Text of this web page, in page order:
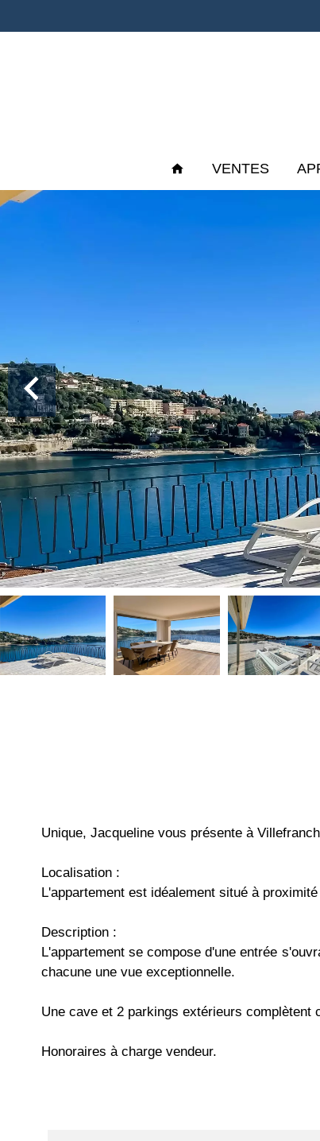
VENTES
Unique, Jacqueline vous présente à
Localisation :
L'appartement est idéalement situé à
Description :
L'appartement se compose d'une entrée
chacune une vue exceptionnelle.
Une cave et 2 parkings extérieurs complètent
Honoraires à charge vendeur.